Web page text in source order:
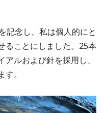
記念し、私は個人的にと
ることにしました。25本
ルおよび針を採用し、
。